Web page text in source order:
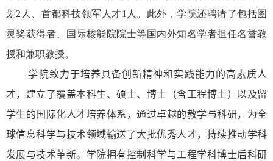
划 2 人、首都科技领军人才1 人。此外，学院还聘请了包括图
灵奖获得者、国际核能院院士等国内外知名学者担任名誉教
授和兼职教授。
学院致力于培养具备创新精神和实践能力的高素质人
才，建立了覆盖本科生、硕士、博士（含工程博士）以及留
学生的国际化人才培养体系，通过卓越的教学与科研，为全
球信息科学与技术领域输送了大批优秀人才，持续推动学科
发展与技术革新。学院拥有控制科学与工程学科博士后科研